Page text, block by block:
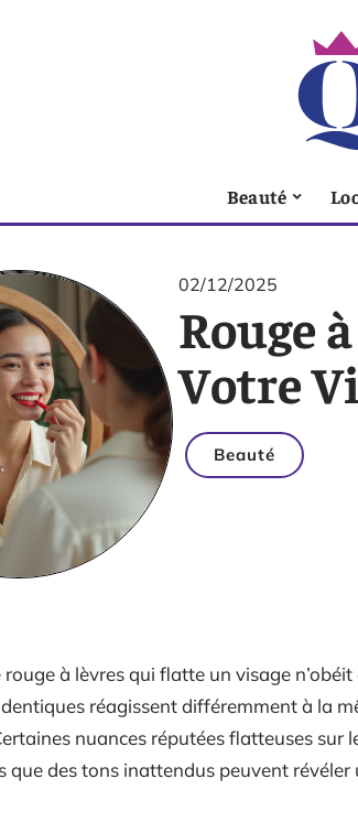
Beauté
02/12/2025
Rouge
Votre
Beauté
à lèvres qui flatte un visage
réagissent différemment à la
nuances réputées flatteuses sur
que des tons inattendus peuvent révéler